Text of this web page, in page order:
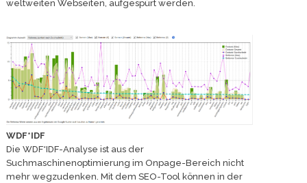
weltweiten Webseiten, aufgespürt werden.
WDF*IDF
Die WDF*IDF-Analyse ist aus der
Suchmaschinenoptimierung im Onpage-Bereich nicht
mehr wegzudenken. Mit dem SEO-Tool können in der